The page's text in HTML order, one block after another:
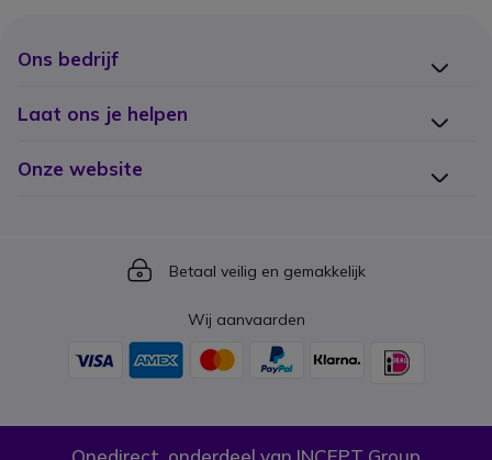
Ons bedrijf
Laat ons je helpen
Onze website
Icon
Betaal veilig en gemakkelijk
Wij aanvaarden